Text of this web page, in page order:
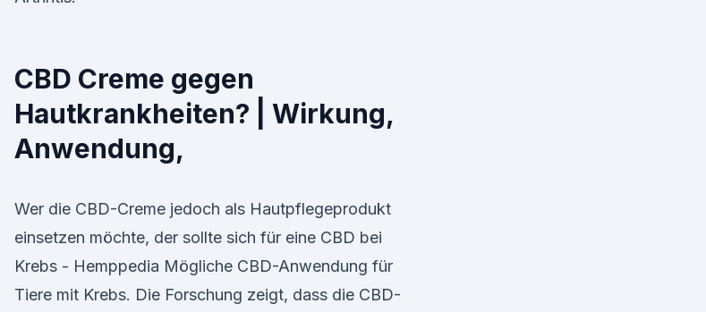
CBD Creme gegen
Hautkrankheiten? | Wirkung,
Anwendung,
Wer die CBD-Creme jedoch als Hautpflegeprodukt
einsetzen möchte, der sollte sich für eine CBD bei
Krebs - Hemppedia Mögliche CBD-Anwendung für
Tiere mit Krebs. Die Forschung zeigt, dass die CBD-